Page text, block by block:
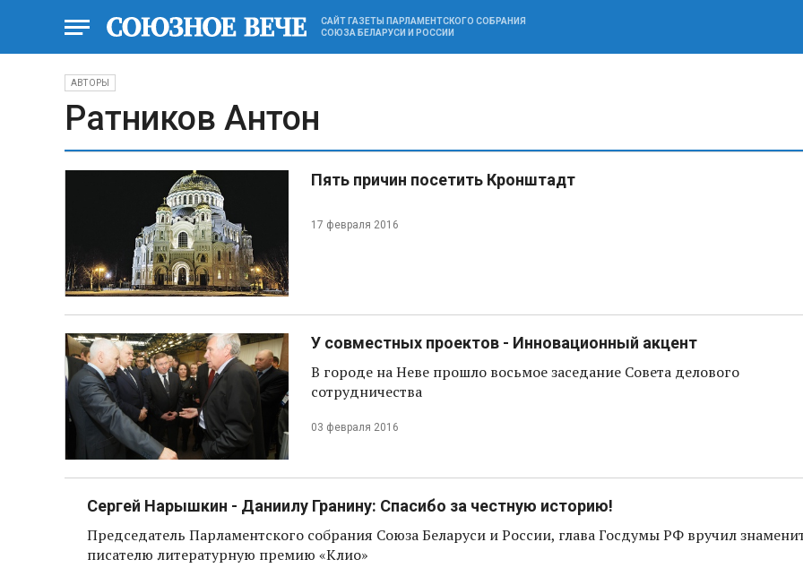
САЙТ ГАЗЕТЫ ПАРЛАМЕНТСКОГО СОБРАНИЯ
СОЮЗА БЕЛАРУСИ И РОССИИ
АВТОРЫ
Ратников Антон
Пять причин посетить Кронштадт
17 февраля 2016
У совместных проектов - Инновационный акцент
В городе на Неве прошло восьмое заседание Совета делового
сотрудничества
03 февраля 2016
Сергей Нарышкин - Даниилу Гранину: Спасибо за честную историю!
Председатель Парламентского собрания Союза Беларуси и России, глава Госдумы РФ вручил
писателю литературную премию «Клио»